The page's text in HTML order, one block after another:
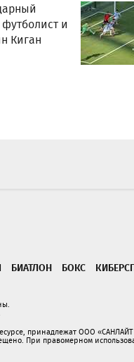
и
Киган
БИАТЛОН БОКС
принадлежат ООО
При правомерном